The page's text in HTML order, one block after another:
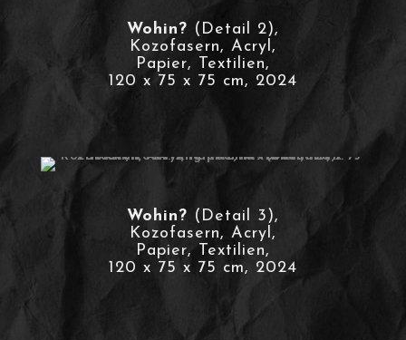
Wohin? (Detail 2),
Kozofasern, Acryl,
Papier, Textilien,
120 x 75 x 75 cm, 2024
Wohin? (Detail 3),
Kozofasern, Acryl,
Papier, Textilien,
120 x 75 x 75 cm, 2024